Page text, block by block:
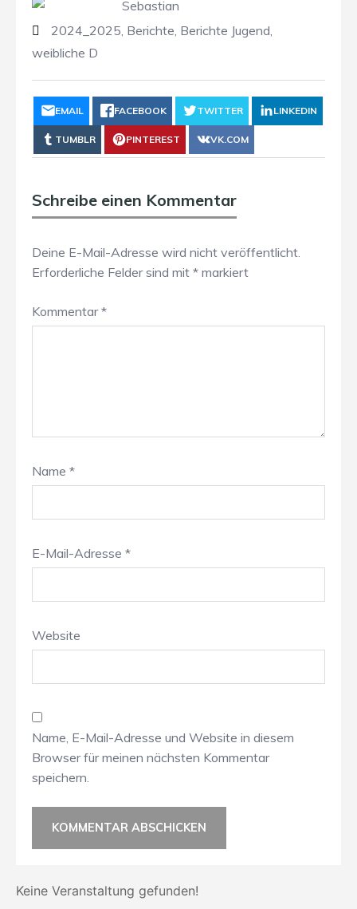
Sebastian
2024_2025 Berichte Berichte Jugend
weibliche D
EMAIL FACEBOOK TWITTER LINKEDIN
TUMBLR PINTEREST VK.COM
Schreibe einen Kommentar
Deine E-Mail-Adresse wird nicht veröffentlicht.
Erforderliche Felder sind mit * markiert
Kommentar*
Name *
E-Mail-Adresse *
Website
Name, E-Mail-Adresse und Website in diesem
Browser für meinen nächsten Kommentar
speichern.
Keine Veranstaltung gefunden!